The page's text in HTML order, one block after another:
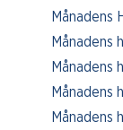
Månadens
Månadens
Månadens
Månadens
Månadens